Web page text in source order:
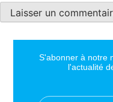
S'abonner à notre
l'actualité